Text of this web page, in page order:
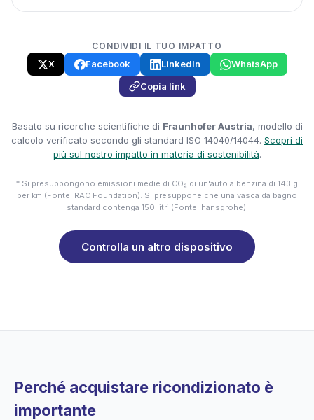
CONDIVIDI IL TUO IMPATTO
X Facebook LinkedIn
WhatsApp
Copia link
Basato su ricerche scientifiche di Fraunhofer Austria, modello di
calcolo verificato secondo gli standard ISO 14040/14044. Scopri di
più sul nostro impatto in materia di sostenibilità.
* Si presuppongono emissioni medie di CO₂ di un'auto a benzina di 143 g
per km (Fonte: RAC Foundation). Si presuppone che una vasca da bagno
standard contenga 150 litri (Fonte: hansgrohe).
Controlla un altro dispositivo
Perché acquistare ricondizionato è
importante